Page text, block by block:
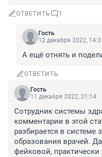
ОТВЕТИТЬ 1
Гость
12 декабря 2022, 14:31
А ещё отнять и
ОТВЕТИТЬ
Гость
11 декабря 2022, 21:14
Сотрудник системы
комментарии в этой
разбирается в системе
образования врачей.
фейковой,